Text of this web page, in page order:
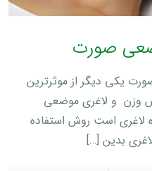
صورت
یکی دیگر از موثرترین
وزن و لاغری موضعی
لاغری است روش استفاده
بدین […]